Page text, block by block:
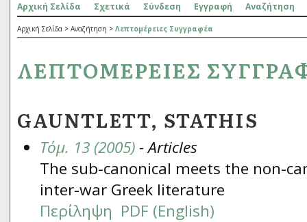
Αρχική Σελίδα Σχετικά Σύνδεση Εγγραφή Αναζήτηση
Αρχική Σελίδα > Αναζήτηση > Λεπτομέρειες Συγγραφέα
ΛΕΠΤΟΜΈΡΕΙΕΣ
GAUNTLETT, STATHIS
Τόμ. 13 (2005)- Articles
The sub-canonical meets the non-
inter-war Greek literature
Περίληψη PDF (English)